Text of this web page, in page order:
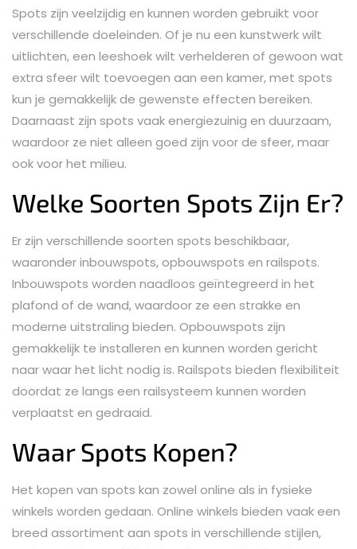
Spots zijn veelzijdig en kunnen worden gebruikt voor
verschillende doeleinden. Of je nu een kunstwerk wilt
uitlichten, een leeshoek wilt verhelderen of gewoon wat
extra sfeer wilt toevoegen aan een kamer, met spots
kun je gemakkelijk de gewenste effecten bereiken.
Daarnaast zijn spots vaak energiezuinig en duurzaam,
waardoor ze niet alleen goed zijn voor de sfeer, maar
ook voor het milieu.
Welke Soorten Spots Zijn Er?
Er zijn verschillende soorten spots beschikbaar,
waaronder inbouwspots, opbouwspots en railspots.
Inbouwspots worden naadloos geïntegreerd in het
plafond of de wand, waardoor ze een strakke en
moderne uitstraling bieden. Opbouwspots zijn
gemakkelijk te installeren en kunnen worden gericht
naar waar het licht nodig is. Railspots bieden flexibiliteit
doordat ze langs een railsysteem kunnen worden
verplaatst en gedraaid.
Waar Spots Kopen?
Het kopen van spots kan zowel online als in fysieke
winkels worden gedaan. Online winkels bieden vaak een
breed assortiment aan spots in verschillende stijlen,